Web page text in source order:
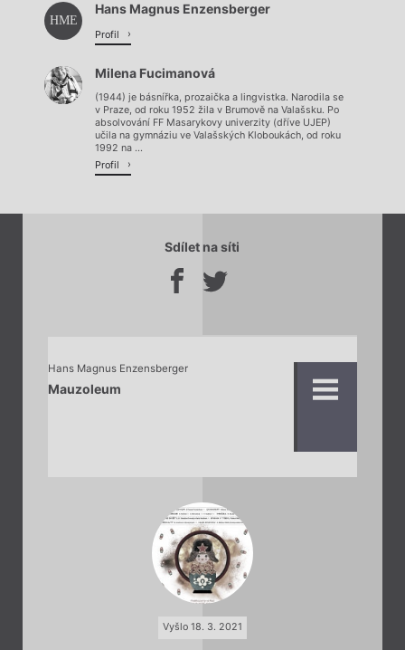
Načítá se.
HME
Hans Magnus Enzensberger
Profil
Milena Fucimanová
(1944) je básnířka, prozaička a lingvistka. Narodila se
v Praze, od roku 1952 žila v Brumově na Valašsku. Po
absolvování FF Masarykovy univerzity (dříve UJEP)
učila na gymnáziu ve Valašských Kloboukách, od roku
1992 na ...
Profil
Sdílet na síti
Hans Magnus Enzensberger
Mauzoleum
Vyšlo 18. 3. 2021